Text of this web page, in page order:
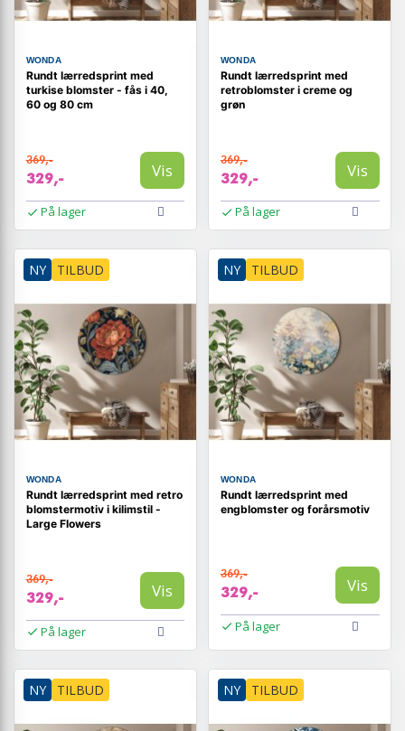
WONDA
Rundt lærredsprint med
turkise blomster - fås i 40,
60 og 80 cm
369,-
329,- Vis
På lager
WONDA
Rundt lærredsprint med
retroblomster i creme og
grøn
369,-
329,- Vis
På lager
NY TILBUD
WONDA
Rundt lærredsprint med retro
blomstermotiv i kilimstil -
Large Flowers
369,-
329,- Vis
På lager
NY TILBUD
WONDA
Rundt lærredsprint med
engblomster og forårsmotiv
369,-
329,- Vis
På lager
NY TILBUD NY TILBUD